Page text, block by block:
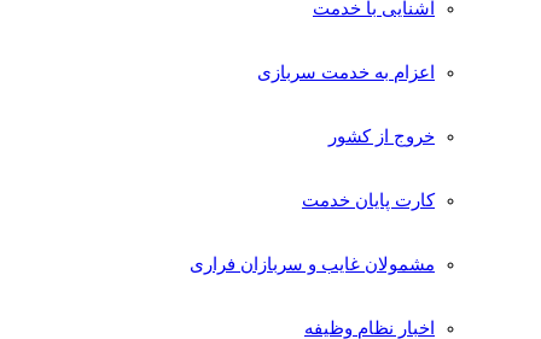
آشنایی با خدمت
اعزام به خدمت سربازی
خروج از کشور
کارت پایان خدمت
مشمولان غایب و سربازان فراری
اخبار نظام وظیفه